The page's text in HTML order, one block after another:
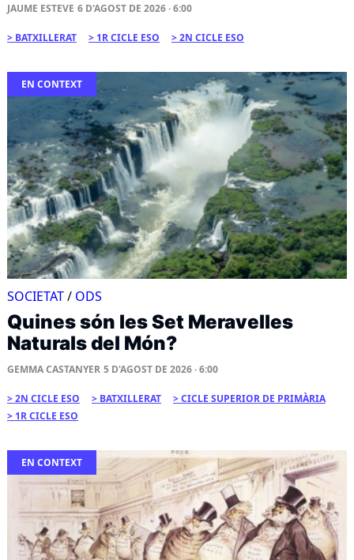
JAUME ESTEVE 6 D'AGOST DE 2026 · 6:00
BATXILLERAT 1R CICLE ESO 2N CICLE ESO
EN CONTEXT
SOCIETAT/ ODS
Quines són les Set Meravelles
Naturals del Món?
GEMMA CASTANYER 5 D'AGOST DE 2026 · 6:00
2N CICLE ESO BATXILLERAT
CICLE SUPERIOR DE PRIMÀRIA
1R CICLE ESO
EN CONTEXT